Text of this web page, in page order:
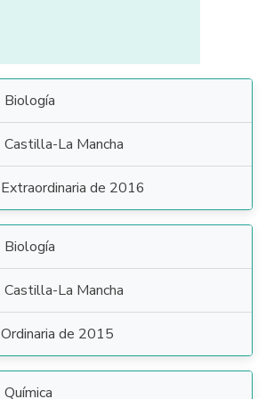
Biología
Castilla-La Mancha
Extraordinaria de 2016
Biología
Castilla-La Mancha
Ordinaria de 2015
Química